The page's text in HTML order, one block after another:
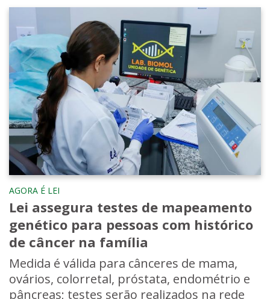
AGORA É LEI
Lei assegura testes de mapeamento
genético para pessoas com histórico
de câncer na família
Medida é válida para cânceres de mama,
ovários, colorretal, próstata, endométrio e
pâncreas; testes serão realizados na rede